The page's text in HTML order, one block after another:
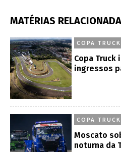
MATÉRIAS
COPA TRUCK
Copa Truck
ingressos
COPA TRUCK
Moscato
noturna da